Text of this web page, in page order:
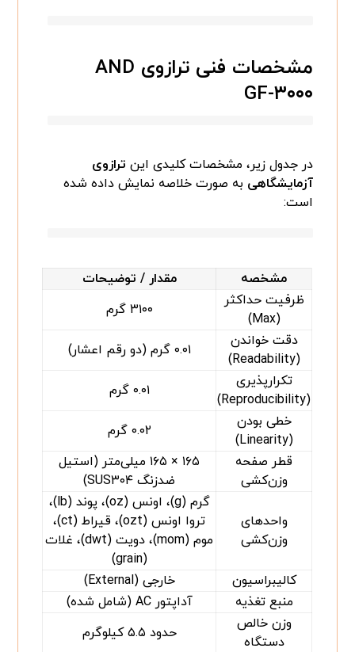
مشخصات فنی ترازوی AND
GF-۳۰۰۰
در جدول زیر، مشخصات کلیدی این ترازوی
آزمایشگاهی به صورت خلاصه نمایش داده شده
است:
مشخصه
مقدار / توضیحات
ظرفیت حداکثر
(Max)
۳۱۰۰ گرم
دقت خواندن
(Readability)
۰.۰۱ گرم (دو رقم اعشار)
تکرارپذیری
(Reproducibility)
۰.۰۱ گرم
خطی بودن
(Linearity)
۰.۰۲ گرم
قطر صفحه
وزن‌کشی
۱۶۵ × ۱۶۵ میلی‌متر (استیل
ضدزنگ SUS۳۰۴)
واحدهای
وزن‌کشی
گرم (g)، اونس (oz)، پوند (lb)،
تروا اونس (ozt)، قیراط (ct)،
موم (mom)، دویت (dwt)، غلات
(grain)
کالیبراسیون
خارجی (External)
منبع تغذیه
آداپتور AC (شامل شده)
وزن خالص
دستگاه
حدود ۵.۵ کیلوگرم